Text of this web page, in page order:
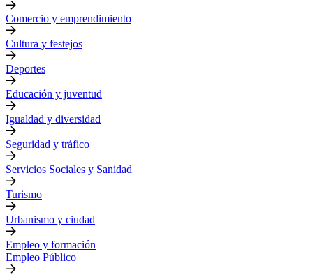
Comercio y emprendimiento
Cultura y festejos
Deportes
Educación y juventud
Igualdad y diversidad
Seguridad y tráfico
Servicios Sociales y Sanidad
Turismo
Urbanismo y ciudad
Empleo y formación
Empleo Público